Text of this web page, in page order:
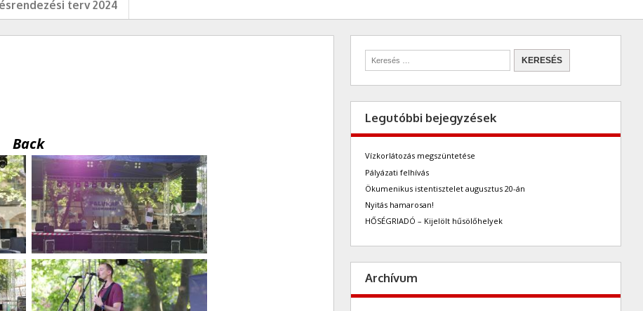
terv 2024
Back
Legutóbbi bejegyzések
Vízkorlátozás megszüntetése
Pályázati felhívás
Ökumenikus istentisztelet augusztus 20-án
Nyitás hamarosan!
HŐSÉGRIADÓ – Kijelölt hűsölőhelyek
Archívum